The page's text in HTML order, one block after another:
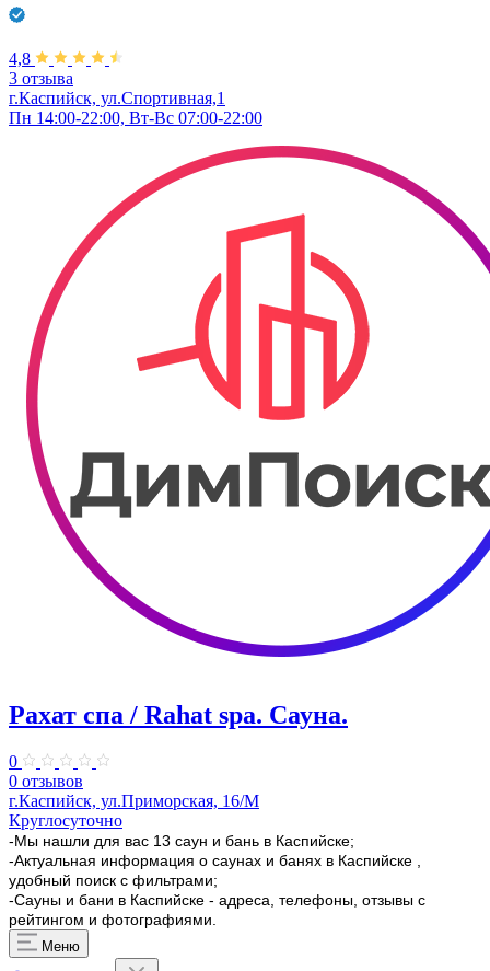
4,8
3 отзыва
г.Каспийск, ул.Спортивная,1
Пн 14:00-22:00, Вт-Вс 07:00-22:00
Рахат спа / Rahat spa. Сауна.
0
0 отзывов
г.Каспийск, ул.Приморская, 16/М
Круглосуточно
-Мы нашли для вас 13 саун и бань в Каспийске;
-Актуальная информация о саунах и банях в Каспийске ,
удобный поиск с фильтрами;
-Сауны и бани в Каспийске - адреса, телефоны, отзывы с
рейтингом и фотографиями.
Меню